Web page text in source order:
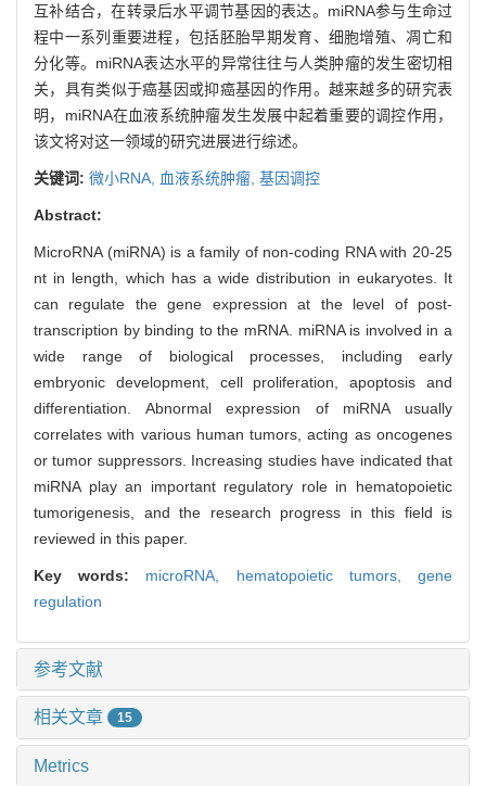
互补结合，在转录后水平调节基因的表达。miRNA参与生命过
程中一系列重要进程，包括胚胎早期发育、细胞增殖、凋亡和
分化等。miRNA表达水平的异常往往与人类肿瘤的发生密切相
关，具有类似于癌基因或抑癌基因的作用。越来越多的研究表
明，miRNA在血液系统肿瘤发生发展中起着重要的调控作用，
该文将对这一领域的研究进展进行综述。
关键词: 微小RNA, 血液系统肿瘤, 基因调控
Abstract:
MicroRNA (miRNA) is a family of non-coding RNA with 20-25
nt in length, which has a wide distribution in eukaryotes. It
can regulate the gene expression at the level of post-
transcription by binding to the mRNA. miRNA is involved in a
wide range of biological processes, including early
embryonic development, cell proliferation, apoptosis and
differentiation. Abnormal expression of miRNA usually
correlates with various human tumors, acting as oncogenes
or tumor suppressors. Increasing studies have indicated that
miRNA play an important regulatory role in hematopoietic
tumorigenesis, and the research progress in this field is
reviewed in this paper.
Key words: microRNA, hematopoietic tumors,gene
regulation
参考文献
相关文章 15
Metrics